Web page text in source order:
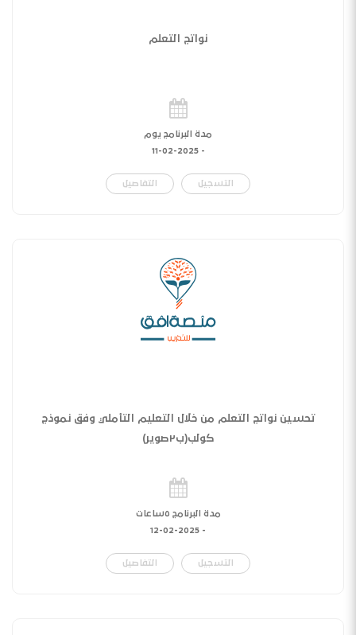
نواتج التعلم
مدة البرنامج يوم
-
11-02-2025
التسجيل التفاصيل
تحسين نواتج التعلم من خلال التعليم التأملي وفق نموذج
كولب(ب٢صوير)
مدة البرنامج ٥ساعات
-
12-02-2025
التسجيل التفاصيل